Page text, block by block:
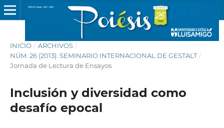
INICIO / ARCHIVOS /
NÚM. 26 (2013): SEMINARIO INTERNACIONAL DE GESTALT /
Jornada de Lectura de Ensayos
Inclusión y diversidad como
desafío epocal